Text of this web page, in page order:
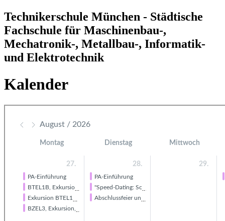
Technikerschule München - Städtische
Fachschule für Maschinenbau-,
Mechatronik-, Metallbau-, Informatik-
und Elektrotechnik
Kalender